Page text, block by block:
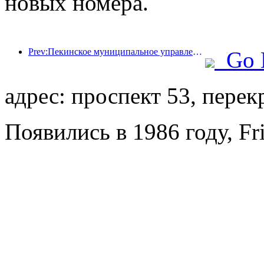
Prev:Пекинское муниципальное управление культуры и туризма: В 2025 году Пекин принял 5,48 миллиона иностранных туристов, что на 39% больше, чем годом ранее.
Go
адрес: проспект 53,
Появились в 1986 году,